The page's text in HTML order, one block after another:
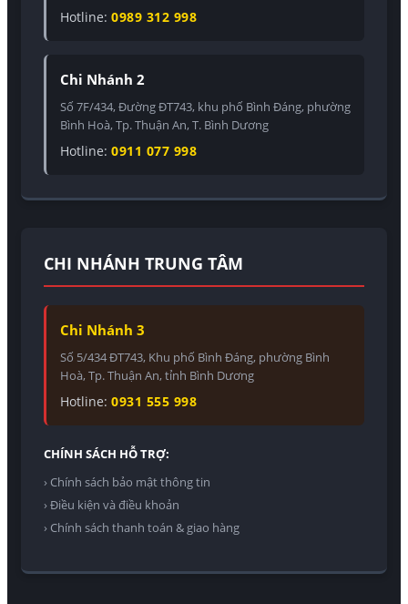
Hotline: 0989 312 998
Chi Nhánh 2
Số 7F/434, Đường ĐT743, khu phố Bình Đáng, phường
Bình Hoà, Tp. Thuận An, T. Bình Dương
Hotline: 0911 077 998
CHI NHÁNH TRUNG TÂM
Chi Nhánh 3
Số 5/434 ĐT743, Khu phố Bình Đáng, phường Bình
Hoà, Tp. Thuận An, tỉnh Bình Dương
Hotline: 0931 555 998
CHÍNH SÁCH HỖ TRỢ:
› Chính sách bảo mật thông tin
› Điều kiện và điều khoản
› Chính sách thanh toán & giao hàng